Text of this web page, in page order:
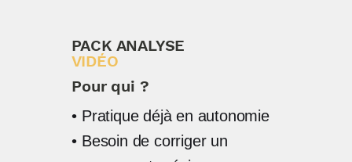
PACK ANALYSE
VIDÉO
Pour qui ?
• Pratique déjà en autonomie
• Besoin de corriger un